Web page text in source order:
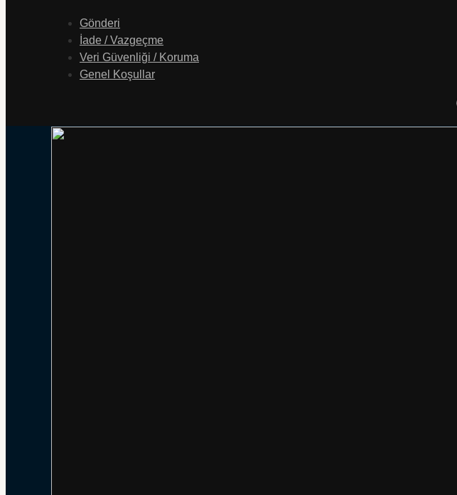
Gönderi
İade / Vazgeçme
Veri Güvenliği / Koruma
Genel Koşullar